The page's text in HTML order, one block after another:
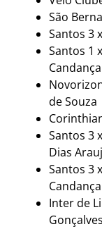
São
Santos 3
Santos 1
de Souza
Santos 3
Dias
Santos 3
Inter de